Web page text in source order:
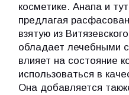
косметике. Анапа и
предлагая
взятую из
обладает лечебными
влияет на состояние
использоваться в
Она добавляется